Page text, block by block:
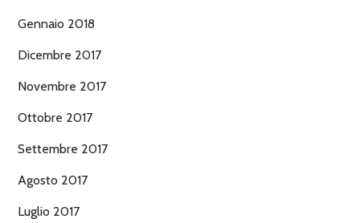
Gennaio 2018
Dicembre 2017
Novembre 2017
Ottobre 2017
Settembre 2017
Agosto 2017
Luglio 2017